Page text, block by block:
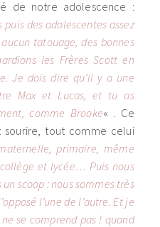
de notre adolescence :
des adolescentes assez
aucun tatouage, des bonnes
les Frères Scott en
Je dois dire qu’il y a une
Max et Lucas, et tu as
comme Brooke« . Ce
sourire, tout comme celui
primaire, même
et lycée… Puis nous
scoop : nous sommes très
l’une de l’autre. Et je
se comprend pas ! quand